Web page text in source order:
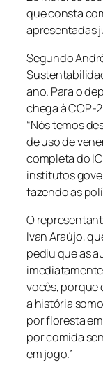
que consta
apresentadas
Segundo
ano. Para o
chega à COP-
“Nós temos
de uso de
completa do
institutos
fazendo as
O
Ivan Araújo,
pediu que as
vocês, porque
a história
por floresta
por comida
em jogo.”